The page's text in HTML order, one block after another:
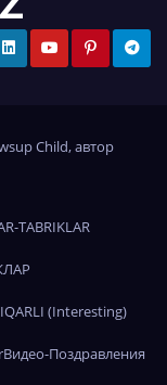
Child, автор
TABRIKLAR
(Interesting)
Видео-Поздравления